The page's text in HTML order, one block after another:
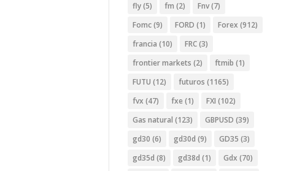
fly(5) fm (2) Fnv(7)
Fomc(9) FORD (1) Forex (912)
francia (10) FRC(3)
frontier markets (2) ftmib (1)
FUTU (12) futuros (1165)
fvx (47) fxe (1) FXI (102)
Gas natural (123) GBPUSD (39)
gd30 (6) gd30d (9) GD35 (3)
gd35d (8) gd38d (1) Gdx (70)